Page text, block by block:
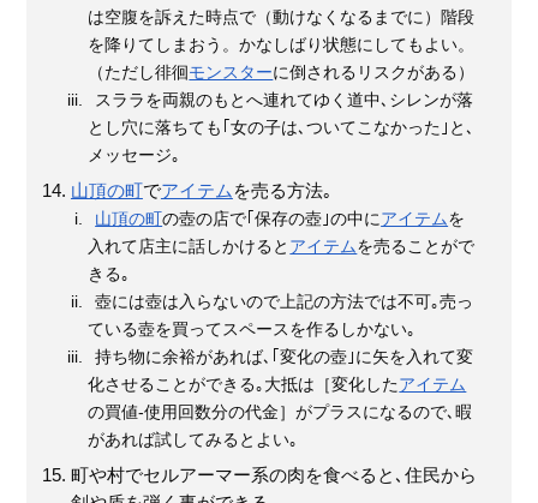
は空腹を訴えた時点で（動けなくなるまでに）階段
を降りてしまおう。かなしばり状態にしてもよい。
（ただし徘徊モンスターに倒されるリスクがある）
スララを両親のもとへ連れてゆく道中､シレンが落
とし穴に落ちても｢女の子は､ついてこなかった｣と､
メッセージ｡
山頂の町でアイテム を売る方法｡
山頂の町の壺の店で｢保存の壺｣の中にアイテムを
入れて店主に話しかけると アイテムを売ることがで
きる｡
壺には壺は入らないので上記の方法では不可｡売っ
ている壺を買ってスペースを作るしかない｡
持ち物に余裕があれば､｢変化の壺｣に矢を入れて変
化させることができる｡大抵は［変化したアイテム
の買値-使用回数分の代金］がプラスになるので､暇
があれば試してみるとよい｡
町や村でセルアーマー系の肉を食べると､住民から